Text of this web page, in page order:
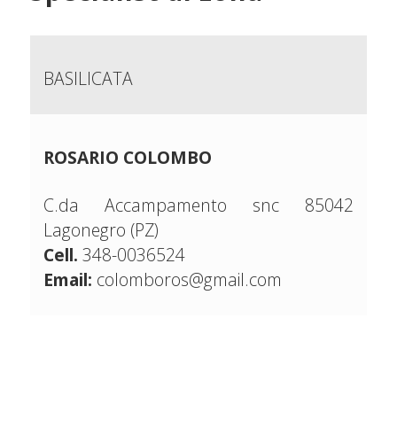
BASILICATA
ROSARIO COLOMBO
C.da Accampamento snc 85042
Lagonegro (PZ)
Cell. 348-0036524
Email: colomboros@gmail.com